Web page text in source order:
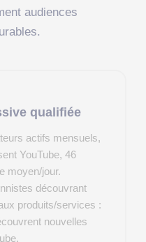
audiences
qualifiée
actifs mensuels,
YouTube, 46
moyen/jour.
découvrant
produits/services :
nouvelles